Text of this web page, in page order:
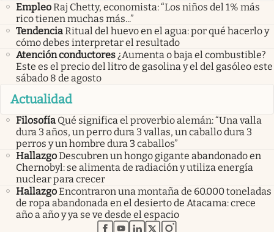
EmpleoRaj Chetty, economista: “Los niños del 1% más
rico tienen muchas más...”
TendenciaRitual del huevo en el agua: por qué hacerlo y
cómo debes interpretar el resultado
Atención conductores ¿Aumenta o baja el combustible?
Este es el precio del litro de gasolina y el del gasóleo este
sábado 8 de agosto
Actualidad
Filosofía Qué significa el proverbio alemán: “Una valla
dura 3 años, un perro dura 3 vallas, un caballo dura 3
perros y un hombre dura 3 caballos”
HallazgoDescubren un hongo gigante abandonado en
Chernobyl: se alimenta de radiación y utiliza energía
nuclear para crecer
HallazgoEncontraron una montaña de 60.000 toneladas
de ropa abandonada en el desierto de Atacama: crece
año a año y ya se ve desde el espacio
abre en nueva pestaña
abre en nueva pestaña
abre en nueva pestaña
abre en nueva pestaña
abre en nueva pestaña